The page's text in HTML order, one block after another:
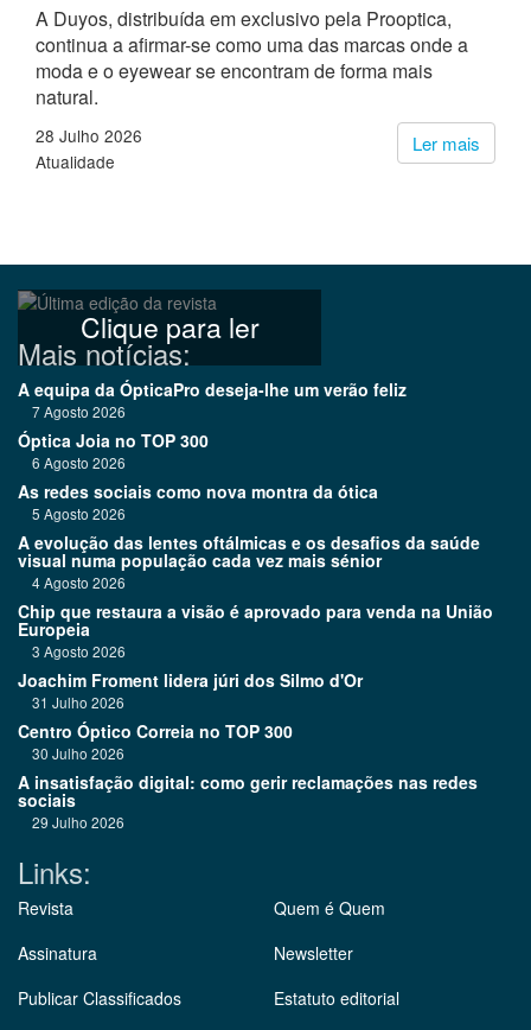
A Duyos, distribuída em exclusivo pela Prooptica,
continua a afirmar-se como uma das marcas onde a
moda e o eyewear se encontram de forma mais
natural.
Ler mais
28 Julho 2026
Atualidade
Clique para ler
Mais notícias:
A equipa da ÓpticaPro deseja-lhe um verão feliz
7 Agosto 2026
Óptica Joia no TOP 300
6 Agosto 2026
As redes sociais como nova montra da ótica
5 Agosto 2026
A evolução das lentes oftálmicas e os desafios da saúde
visual numa população cada vez mais sénior
4 Agosto 2026
Chip que restaura a visão é aprovado para venda na União
Europeia
3 Agosto 2026
Joachim Froment lidera júri dos Silmo d'Or
31 Julho 2026
Centro Óptico Correia no TOP 300
30 Julho 2026
A insatisfação digital: como gerir reclamações nas redes
sociais
29 Julho 2026
Links:
Revista
Assinatura
Publicar Classificados
Quem é Quem
Newsletter
Estatuto editorial